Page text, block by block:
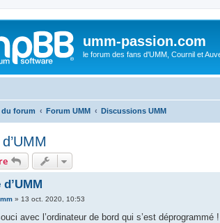
umm-passion.com
le forum des fans d'UMM, Cournil et
du forum Forum UMM Discussions UMM
» 13 oct. 2020, 10:53
avec l’ordinateur de bord qui s’est